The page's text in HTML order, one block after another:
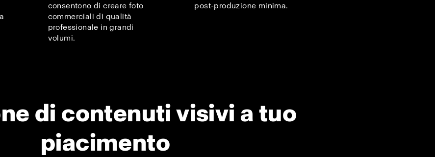
consentono di creare foto
commerciali di qualità
professionale in grandi
volumi.
post-produzione minima.
di contenuti visivi a tuo
piacimento